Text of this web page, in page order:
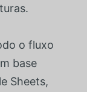
o fluxo
base
Sheets,